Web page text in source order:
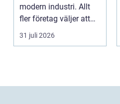
modern industri. Allt
fler företag väljer att
lägga ut...
31 juli 2026